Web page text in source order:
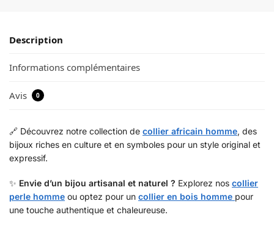
Description
Informations complémentaires
Avis 0
🔗 Découvrez notre collection de collier africain homme, des
bijoux riches en culture et en symboles pour un style original et
expressif.
✨ Envie d’un bijou artisanal et naturel ? Explorez nos collier
perle homme ou optez pour un collier en bois homme pour
une touche authentique et chaleureuse.